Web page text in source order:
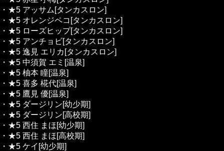
・★5 アッサム[タンカスロン]
・★5 オレンジペコ[タンカスロン]
・★5 ローズヒップ[タンカスロン]
・★5 アンチョビ[タンカスロン]
・★5 逸見 エリカ[タンカスロン]
・★5 中須賀 エミ[温泉]
・★5 柚本 瞳[温泉]
・★5 喜多 椛代[温泉]
・★5 鷹見 優[温泉]
・★5 ダージリン[幼少期]
・★5 ダージリン[高校期]
・★5 西住 まほ[幼少期]
・★5 西住 まほ[高校期]
・★5 ケイ[幼少期]